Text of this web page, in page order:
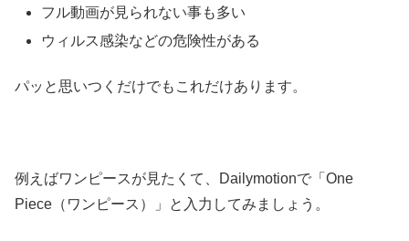
フル動画が見られない事も多い
ウィルス感染などの危険性がある
パッと思いつくだけでもこれだけあります。
例えばワンピースが見たくて、Dailymotionで「One
Piece（ワンピース）」と入力してみましょう。